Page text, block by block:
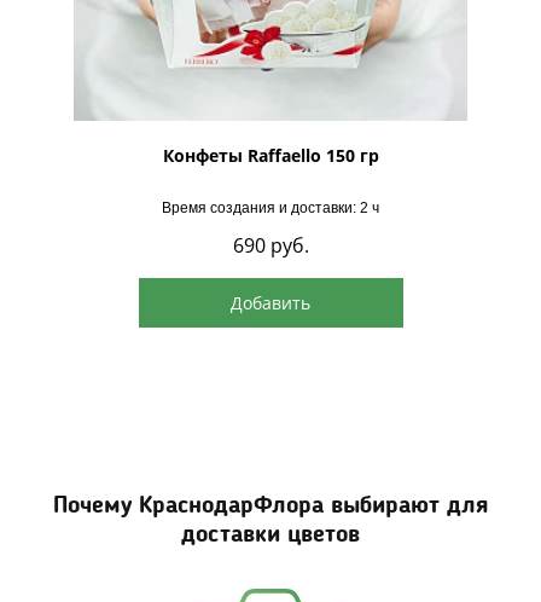
Конфеты Raffaello 150 гр
Время создания и доставки: 2 ч
690 руб.
Добавить
Почему КраснодарФлора выбирают для
доставки цветов